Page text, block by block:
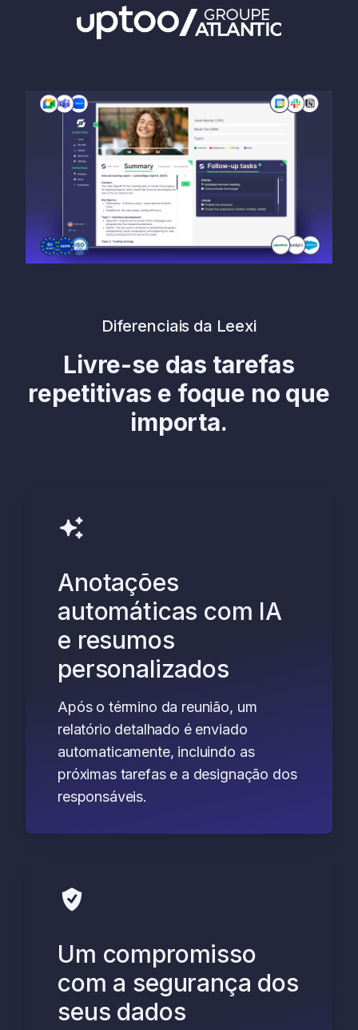
Diferenciais da Leexi
Livre-se das tarefas
repetitivas e foque no que
importa.
Anotações
automáticas com IA
e resumos
personalizados
Após o término da reunião, um
relatório detalhado é enviado
automaticamente, incluindo as
próximas tarefas e a designação dos
responsáveis.
Um compromisso
com a segurança dos
seus dados